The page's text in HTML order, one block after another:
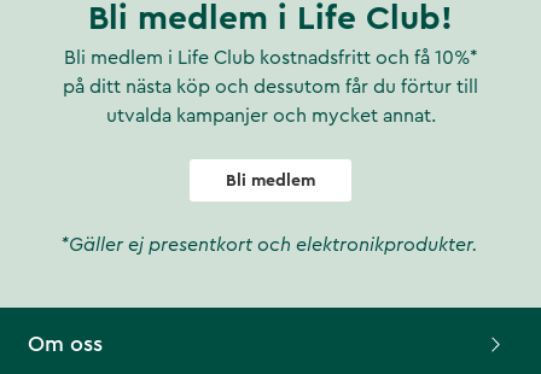
Bli medlem i Life Club!
Bli medlem i Life Club kostnadsfritt och få 10%*
på ditt nästa köp och dessutom får du förtur till
utvalda kampanjer och mycket annat.
Bli medlem
*Gäller ej presentkort och elektronikprodukter.
Om oss